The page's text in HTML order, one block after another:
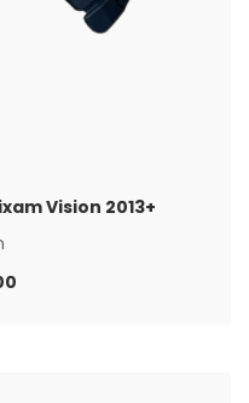
Vision 2013+